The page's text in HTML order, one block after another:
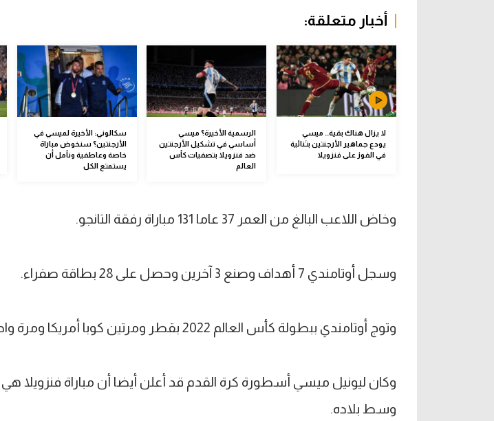
أخبار متعلقة:
لا يزال هناك بقية.. ميسي
يودع جماهير الأرجنتين بثنائية
في الفوز على فنزويلا
الرسمية الأخيرة؟ ميسي
أساسي في تشكيل الأرجنتين
ضد فنزويلا بتصفيات كأس
العالم
سكالوني: الأخيرة لميسي في
الأرجنتين؟ سنخوض مباراة
خاصة وعاطفية ونأمل أن
يستمتع الكل
وخاض اللاعب البالغ من العمر 37 عاما 131 مباراة رفقة التانجو.
وسجل أوتامندي 7 أهداف وصنع 3 آخرين وحصل على 28 بطاقة صفراء.
وتوج أوتامندي ببطولة كأس العالم 2022 بقطر ومرتين كوبا أمريكا ومرة واحدة فيناليسيما.
وكان ليونيل ميسي أسطورة كرة القدم قد أعلن أيضا أن مباراة فنزويلا هي
وسط بلاده.